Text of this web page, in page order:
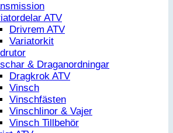
ATV
Drivrem ATV
Variatorkit
& Draganordningar
Dragkrok ATV
Vinsch
Vinschfästen
Vinschlinor & Vajer
Vinsch Tillbehör